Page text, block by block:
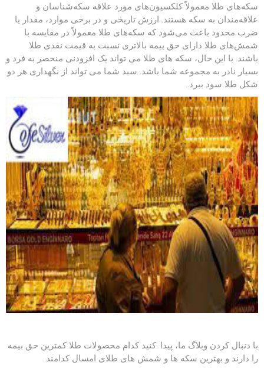
سکه‌های طلا معمولاً کلکسیون‌های مورد علاقه سکه‌شناسان و
علاقه‌مندان به سکه هستند. ارزش تاریخی و در برخی موارد، مقدار یا
ضرب محدود باعث می‌شود که سکه‌های طلا معمولاً در مقایسه با
شمش‌های طلا دارای حق بیمه بالاتری نسبت به قیمت نقدی طلا
باشند. با این حال، سکه های طلا می تواند یک افزودنی منحصر به فرد و
بسیار نادر به مجموعه شما باشد. سبد شما می تواند از نگهداری هر دو
شکل طلا سود ببرد.
با دنبال کردن وبلاگ ما، پیدا .کنید کدام محصولات طلا کمترین حق بیمه
را دارند و بهترین سکه ها و شمش های طلای امسال کدامند.